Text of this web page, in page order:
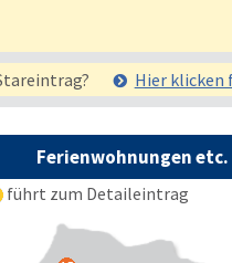
Hier klicken
Ferienwohnungen
führt zum Detaileintrag